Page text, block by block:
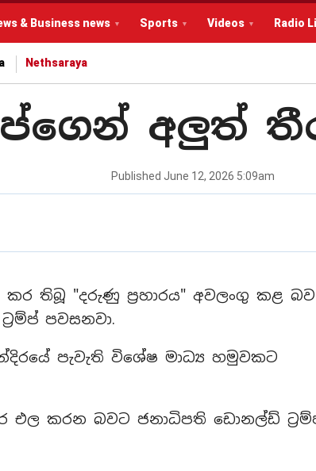
& Business news Sports Videos Radio
Nethsaraya
අලුත්
Published June 12, 2026 5:09am
තිබූ "දරුණු ප්‍රහාරය" අවලංගු කළ බව
පවසනවා.
පැවැති විශේෂ මාධ්‍ය හමුවකට
එල කරන බවට ජනාධිපති ඩොනල්ඩ්